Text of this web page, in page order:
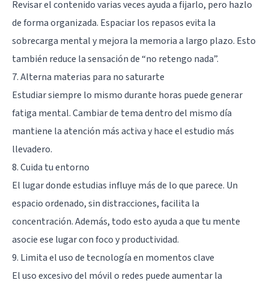
Revisar el contenido varias veces ayuda a fijarlo, pero hazlo
de forma organizada. Espaciar los repasos evita la
sobrecarga mental y mejora la memoria a largo plazo. Esto
también reduce la sensación de “no retengo nada”.
7. Alterna materias para no saturarte
Estudiar siempre lo mismo durante horas puede generar
fatiga mental. Cambiar de tema dentro del mismo día
mantiene la atención más activa y hace el estudio más
llevadero.
8. Cuida tu entorno
El lugar donde estudias influye más de lo que parece. Un
espacio ordenado, sin distracciones, facilita la
concentración. Además, todo esto ayuda a que tu mente
asocie ese lugar con foco y productividad.
9. Limita el uso de tecnología en momentos clave
El uso excesivo del móvil o redes puede aumentar la